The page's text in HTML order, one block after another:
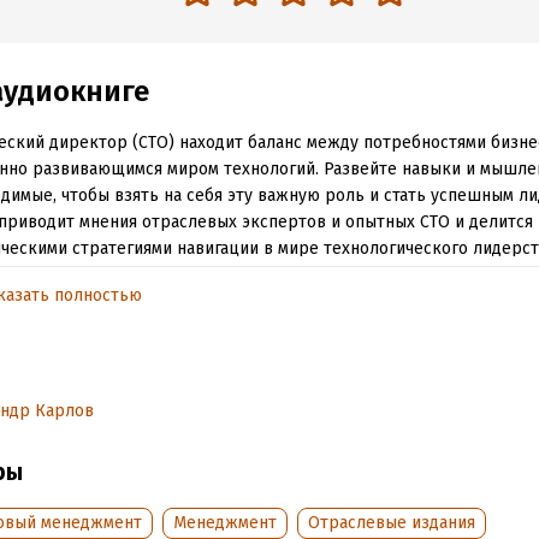
директор (CTO) находит баланс между потребностями
развивающимся миром технологий. Развейте навыки и
чтобы взять на себя эту важную роль и стать успешным
мнения отраслевых экспертов и опытных CTO и делится
стратегиями навигации в мире технологического
в быстро меняющейся роли технического директора.
команды, грамотно выбирать и внедрять программные
по праву занять место за столом топ-менеджмента. Вы оцените
содержит дополнительный материал в виде ПДФ-файла,
скачать на странице аудиокниги на сайте после её покупки.
полностью
Карлов
менеджмент Менеджмент Отраслевые издания